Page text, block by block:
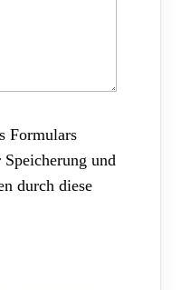
Formulars
und
durch diese